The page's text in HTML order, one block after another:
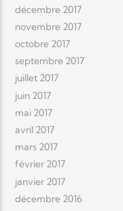
décembre 2017
novembre 2017
octobre 2017
septembre 2017
juillet 2017
juin 2017
mai 2017
avril 2017
mars 2017
février 2017
janvier 2017
décembre 2016